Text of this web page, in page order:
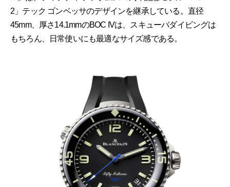
2」テック ゴンベッサのデザインを継承している。直径
45mm、厚さ14.1mmのBOC IVは、スキューバダイビングは
もちろん、日常使いにも最適なサイズ感である。